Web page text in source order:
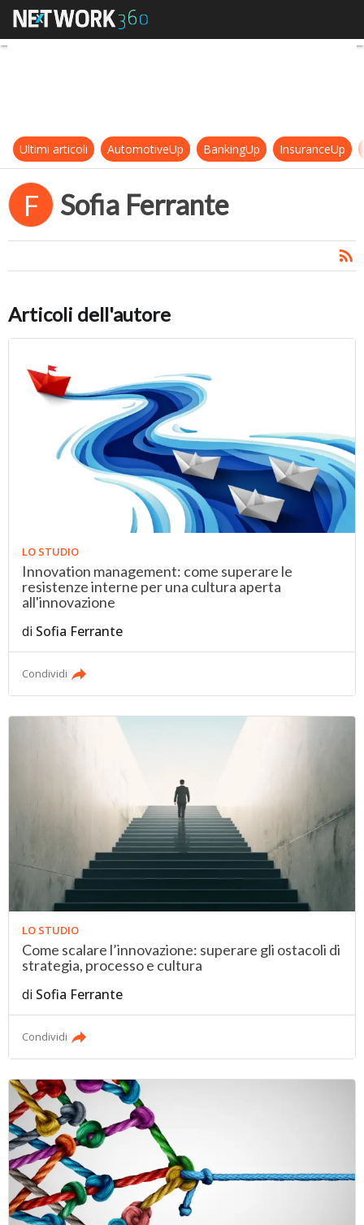
Sofia Ferrante
Ultimi articoli AutomotiveUp BankingUp InsuranceUp
F Sofia Ferrante
Articoli dell'autore
LO STUDIO
Innovation management: come superare le
resistenze interne per una cultura aperta
all'innovazione
di Sofia Ferrante
Condividi
LO STUDIO
Come scalare l’innovazione: superare gli ostacoli di
strategia, processo e cultura
di Sofia Ferrante
Condividi